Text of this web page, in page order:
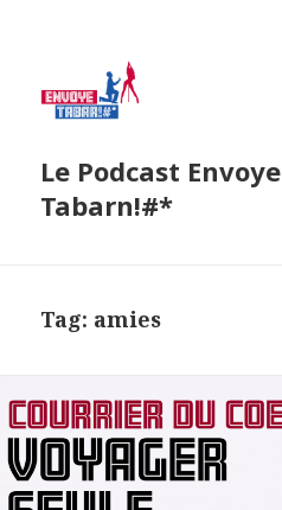
Le Podcast Envoye
Tabarn!#*
Tag: amies